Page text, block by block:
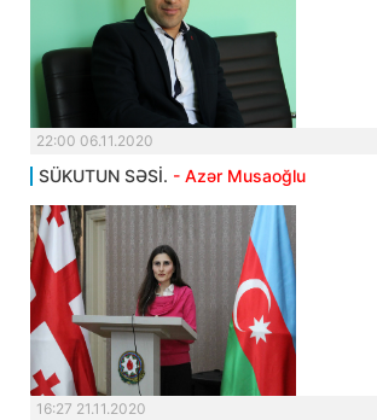
22:00 06.11.2020
SÜKUTUN SƏSİ. - Azər Musaoğlu
16:27 21.11.2020